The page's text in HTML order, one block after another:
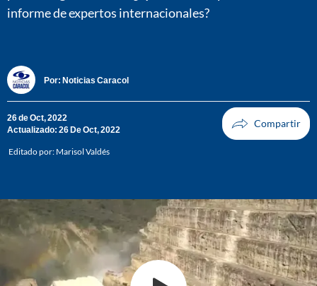
informe de expertos internacionales?
Por: Noticias Caracol
26 de Oct, 2022
Actualizado: 26 De Oct, 2022
Editado por: Marisol Valdés